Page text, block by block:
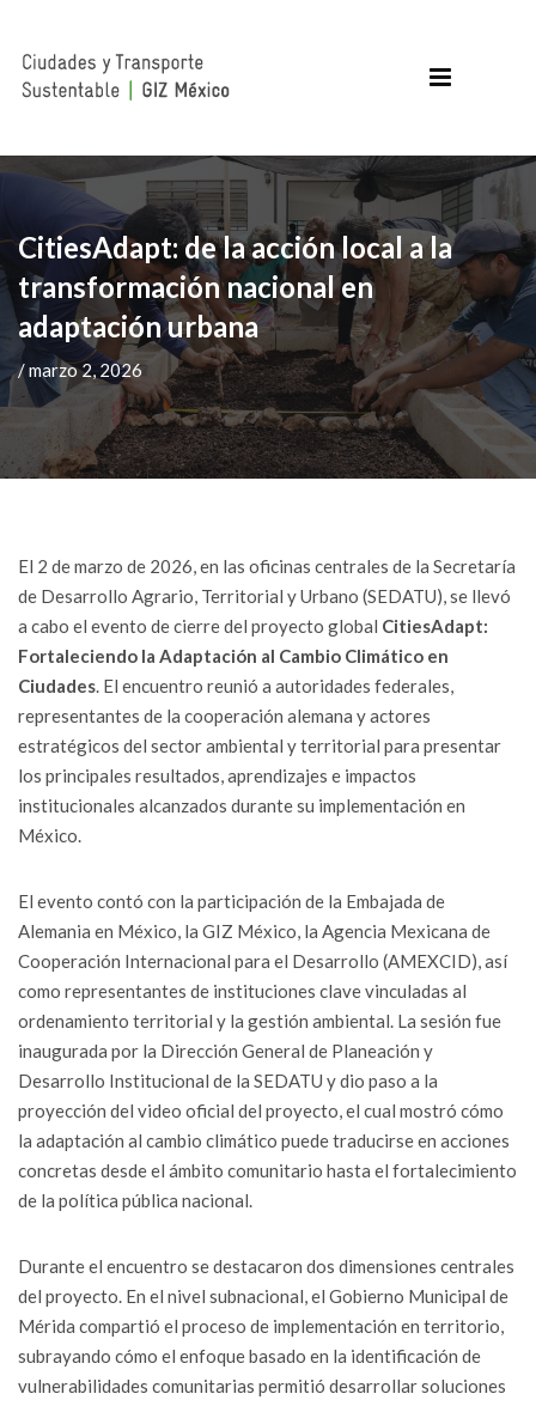
CitiesAdapt: de la acción local a la
transformación nacional en
adaptación urbana
/ marzo 2, 2026
El 2 de marzo de 2026, en las oficinas centrales de la Secretaría
de Desarrollo Agrario, Territorial y Urbano (SEDATU), se llevó
a cabo el evento de cierre del proyecto global CitiesAdapt:
Fortaleciendo la Adaptación al Cambio Climático en
Ciudades. El encuentro reunió a autoridades federales,
representantes de la cooperación alemana y actores
estratégicos del sector ambiental y territorial para presentar
los principales resultados, aprendizajes e impactos
institucionales alcanzados durante su implementación en
México.
El evento contó con la participación de la Embajada de
Alemania en México, la GIZ México, la Agencia Mexicana de
Cooperación Internacional para el Desarrollo (AMEXCID), así
como representantes de instituciones clave vinculadas al
ordenamiento territorial y la gestión ambiental. La sesión fue
inaugurada por la Dirección General de Planeación y
Desarrollo Institucional de la SEDATU y dio paso a la
proyección del video oficial del proyecto, el cual mostró cómo
la adaptación al cambio climático puede traducirse en acciones
concretas desde el ámbito comunitario hasta el fortalecimiento
de la política pública nacional.
Durante el encuentro se destacaron dos dimensiones centrales
del proyecto. En el nivel subnacional, el Gobierno Municipal de
Mérida compartió el proceso de implementación en territorio,
subrayando cómo el enfoque basado en la identificación de
vulnerabilidades comunitarias permitió desarrollar soluciones